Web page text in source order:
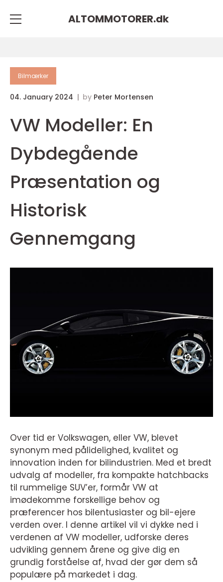
ALTOMMOTORER.dk
Bilmærker
04. January 2024 by Peter Mortensen
VW Modeller: En
Dybdegående
Præsentation og
Historisk
Gennemgang
Over tid er Volkswagen, eller VW, blevet
synonym med pålidelighed, kvalitet og
innovation inden for bilindustrien. Med et bredt
udvalg af modeller, fra kompakte hatchbacks
til rummelige SUV’er, formår VW at
imødekomme forskellige behov og
præferencer hos bilentusiaster og bil-ejere
verden over. I denne artikel vil vi dykke ned i
verdenen af VW modeller, udforske deres
udvikling gennem årene og give dig en
grundig forståelse af, hvad der gør dem så
populære på markedet i dag.